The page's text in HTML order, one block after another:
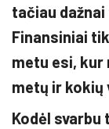
tačiau
Finansiniai
metu esi, kur
metų ir kokių
Kodėl